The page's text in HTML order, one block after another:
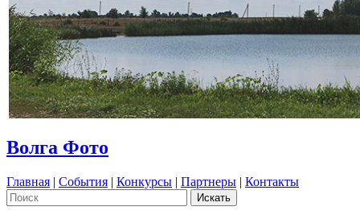
Волга Фото
Главная | События | Конкурсы | Партнеры | Контакты